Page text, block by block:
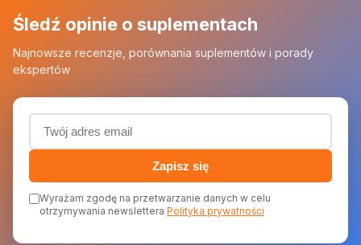
Śledź opinie o suplementach
Najnowsze recenzje, porównania suplementów i porady
ekspertów
Adres email (wymagany)
Zapisz się
Wyrażam zgodę na przetwarzanie danych w celu
otrzymywania newslettera Polityka prywatności